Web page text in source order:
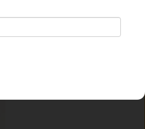
divano in gommapiuma e fibra